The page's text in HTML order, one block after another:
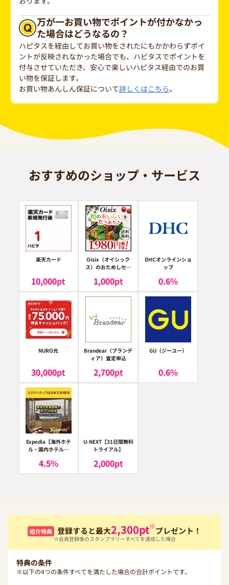
万が一お買い物でポイントが付かなかっ
た場合はどうなるの？
ハピタスを経由してお買い物をされたにもかかわらずポイ
ントが反映されなかった場合でも、ハピタスでポイントを
付与させていただき、安心で楽しいハピタス経由でのお買
い物を保証します。
お買い物あんしん保証について詳しくはこちら。
おすすめのショップ・サービス
楽天カード
10,000pt
Oisix（オイシック
ス）のおためしセッ
1,000pt
DHCオンラインショ
ップ
0.6%
NURO光
30,000pt
Brandear（ブランデ
ィア）査定申込
2,700pt
GU（ジーユー）
0.6%
Expedia【海外ホテ
ル・国内ホテル予
ア）
4.5%
U-NEXT【31日間無料
トライアル】
2,000pt
紹介特典 登録すると最大2,300pt※プレゼント！
※会員登録後のスタンプラリーすべてを達成した場合
特典の条件
※以下の4つの条件すべてを満たした場合の合計ポイントです。